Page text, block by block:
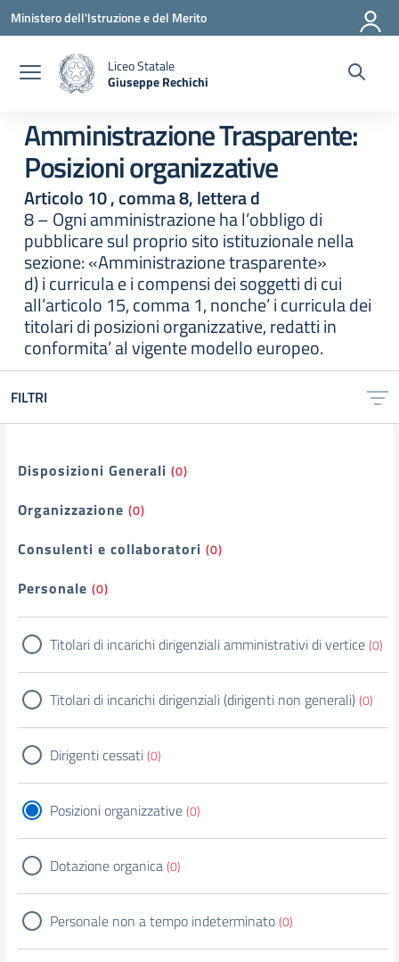
Vai ai contenuti
Vai al menu di navigazione
Vai al footer
Ministero dell'Istruzione e del Merito
Liceo Statale
Giuseppe Rechichi
Amministrazione Trasparente:
Posizioni organizzative
Articolo 10 , comma 8, lettera d
8 – Ogni amministrazione ha l’obbligo di
pubblicare sul proprio sito istituzionale nella
sezione: «Amministrazione trasparente»
d) i curricula e i compensi dei soggetti di cui
all’articolo 15, comma 1, nonche’ i curricula dei
titolari di posizioni organizzative, redatti in
conformita’ al vigente modello europeo.
FILTRI
Filtri
Disposizioni Generali (0)
Organizzazione (0)
Consulenti e collaboratori (0)
Personale (0)
Titolari di incarichi dirigenziali amministrativi di vertice(0)
Titolari di incarichi dirigenziali (dirigenti non generali)(0)
Dirigenti cessati(0)
Posizioni organizzative(0)
Dotazione organica(0)
Personale non a tempo indeterminato(0)